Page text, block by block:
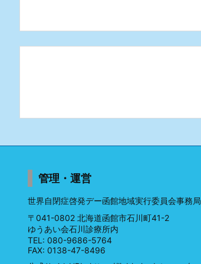
管理・運営
世界自閉症啓発デー函館地域実行委員会事務局
〒041-0802 北海道函館市石川町41-2
ゆうあい会石川診療所内
TEL: 080-9686-5764
FAX: 0138-47-8496